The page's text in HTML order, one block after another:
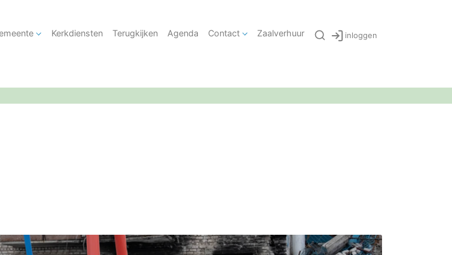
Kerkdiensten Terugkijken Agenda Contact Zaalverhuur inloggen